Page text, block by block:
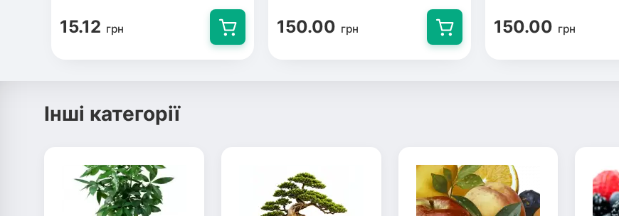
15.12 грн 150.00 грн 150.00 грн
Інші категорії